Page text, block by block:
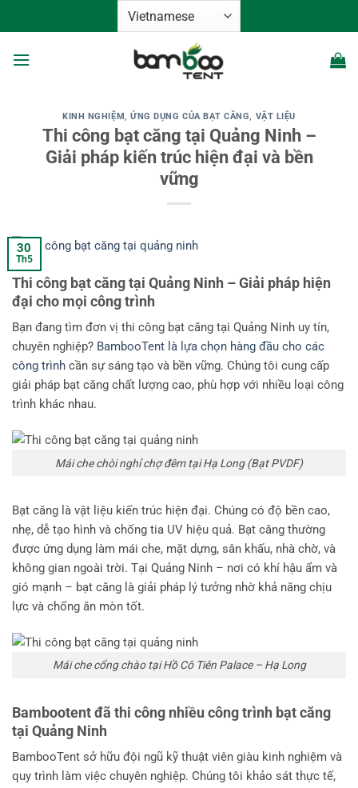
dung
KINH NGHIỆM,ỨNG DỤNG CỦA BẠT CĂNG, VẬT LIỆU
Thi công bạt căng tại Quảng Ninh –
Giải pháp kiến trúc hiện đại và bền
vững
30
Th5
Thi công bạt căng tại Quảng Ninh – Giải pháp hiện
đại cho mọi công trình
Bạn đang tìm đơn vị thi công bạt căng tại Quảng Ninh uy tín,
chuyên nghiệp? BambooTent là lựa chọn hàng đầu cho các
công trình cần sự sáng tạo và bền vững. Chúng tôi cung cấp
giải pháp bạt căng chất lượng cao, phù hợp với nhiều loại công
trình khác nhau.
Mái che chòi nghỉ chợ đêm tại Hạ Long (Bạt PVDF)
Bạt căng là vật liệu kiến trúc hiện đại. Chúng có độ bền cao,
nhẹ, dễ tạo hình và chống tia UV hiệu quả. Bạt căng thường
được ứng dụng làm mái che, mặt dựng, sân khấu, nhà chờ, và
không gian ngoài trời. Tại Quảng Ninh – nơi có khí hậu ẩm và
gió mạnh – bạt căng là giải pháp lý tưởng nhờ khả năng chịu
lực và chống ăn mòn tốt.
Mái che cổng chào tại Hồ Cô Tiên Palace – Hạ Long
Bambootent đã thi công nhiều công trình bạt căng
tại Quảng Ninh
BambooTent sở hữu đội ngũ kỹ thuật viên giàu kinh nghiệm và
quy trình làm việc chuyên nghiệp. Chúng tôi khảo sát thực tế,